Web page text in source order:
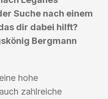
Suche nach einem
dir dabei hilft?
Bergmann
hohe
zahlreiche